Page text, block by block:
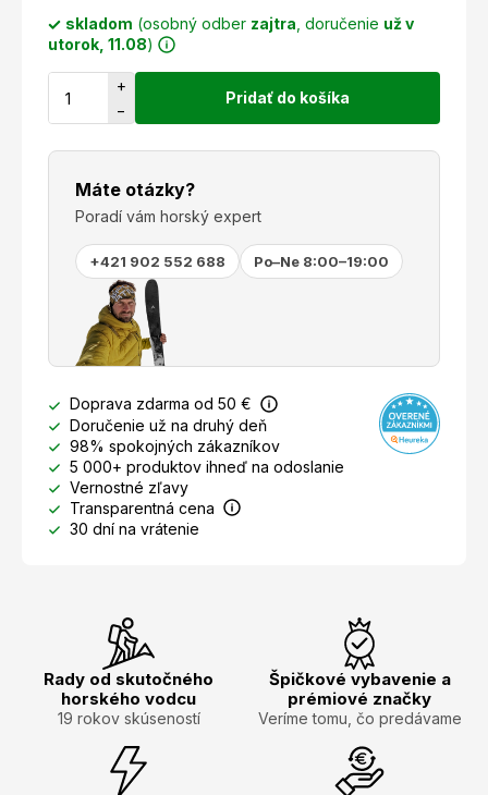
skladom (osobný odber zajtra , doručenie už v
utorok, 11.08)
+
−
Pridať do košíka
Máte otázky?
Poradí vám horský expert
+421 902 552 688 Po–Ne 8:00–19:00
Doprava zdarma od 50 €
Doručenie už na druhý deň
98% spokojných zákazníkov
5 000+ produktov ihneď na odoslanie
Vernostné zľavy
Transparentná cena
30 dní na vrátenie
Rady od skutočného
horského vodcu
19 rokov skúseností
Špičkové vybavenie a
prémiové značky
Veríme tomu, čo predávame